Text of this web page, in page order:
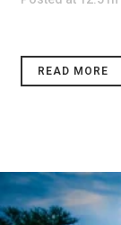
READ MORE